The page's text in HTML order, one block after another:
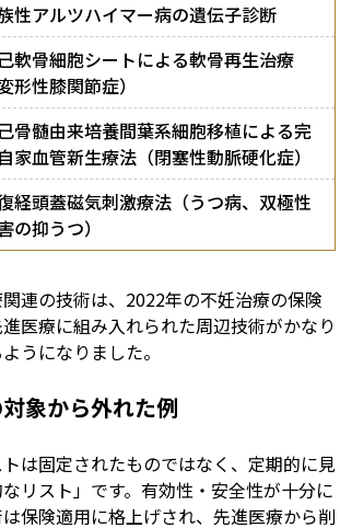
性アルツハイマー病の遺伝子診断
軟骨細胞シートによる軟骨再生治療
変形性膝関節症）
骨髄由来培養間葉系細胞移植による完
家血管新生療法（閉塞性動脈硬化症）
経頭蓋磁気刺激療法（うつ病、双極性
の抑うつ）
連の技術は、2022年の不妊治療の保険
医療に組み入れられた周辺技術がかなり
うになりました。
象から外れた例
は固定されたものではなく、定期的に見
リスト」です。有効性・安全性が十分に
保険適用に格上げされ、先進医療から削